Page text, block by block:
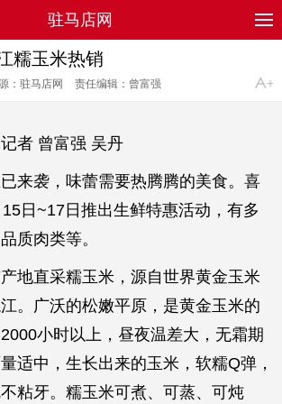
驻马店网
糯玉米热销
：驻马店网 责任编辑：曾富强
者 曾富强 吴丹
来袭，味蕾需要热腾腾的美食。喜
日~17日推出生鲜特惠活动，有多
质肉类等。
地直采糯玉米，源自世界黄金玉米
。广沃的松嫩平原，是黄金玉米的
小时以上，昼夜温差大，无霜期
适中，生长出来的玉米，软糯Q弹，
粘牙。糯玉米可煮、可蒸、可炖